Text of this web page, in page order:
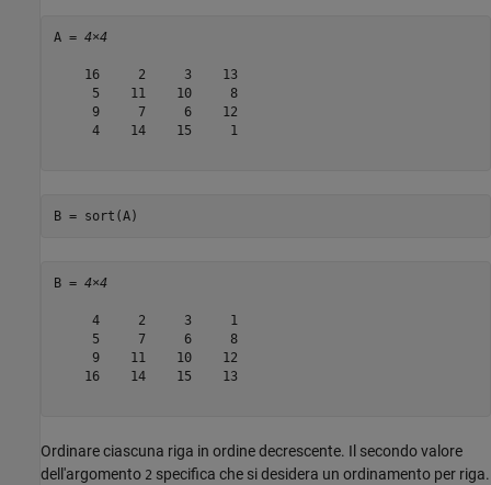
A = 4×4
    16     2     3    13
     5    11    10     8
     9     7     6    12
     4    14    15     1
B = sort(A)
B = 4×4
     4     2     3     1
     5     7     6     8
     9    11    10    12
    16    14    15    13
Ordinare ciascuna riga in ordine decrescente. Il secondo valore
dell'argomento 2 specifica che si desidera un ordinamento per riga.